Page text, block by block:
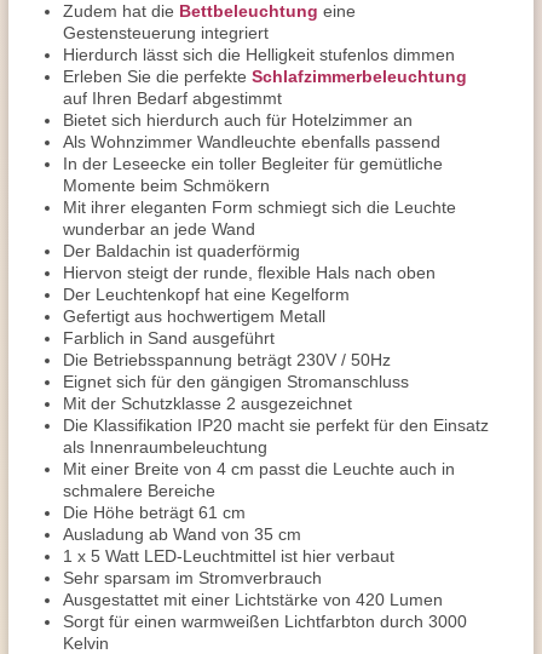
Zudem hat die Bettbeleuchtung eine
Gestensteuerung integriert
Hierdurch lässt sich die Helligkeit stufenlos dimmen
Erleben Sie die perfekte Schlafzimmerbeleuchtung
auf Ihren Bedarf abgestimmt
Bietet sich hierdurch auch für Hotelzimmer an
Als Wohnzimmer Wandleuchte ebenfalls passend
In der Leseecke ein toller Begleiter für gemütliche
Momente beim Schmökern
Mit ihrer eleganten Form schmiegt sich die Leuchte
wunderbar an jede Wand
Der Baldachin ist quaderförmig
Hiervon steigt der runde, flexible Hals nach oben
Der Leuchtenkopf hat eine Kegelform
Gefertigt aus hochwertigem Metall
Farblich in Sand ausgeführt
Die Betriebsspannung beträgt 230V / 50Hz
Eignet sich für den gängigen Stromanschluss
Mit der Schutzklasse 2 ausgezeichnet
Die Klassifikation IP20 macht sie perfekt für den Einsatz
als Innenraumbeleuchtung
Mit einer Breite von 4 cm passt die Leuchte auch in
schmalere Bereiche
Die Höhe beträgt 61 cm
Ausladung ab Wand von 35 cm
1 x 5 Watt LED-Leuchtmittel ist hier verbaut
Sehr sparsam im Stromverbrauch
Ausgestattet mit einer Lichtstärke von 420 Lumen
Sorgt für einen warmweißen Lichtfarbton durch 3000
Kelvin